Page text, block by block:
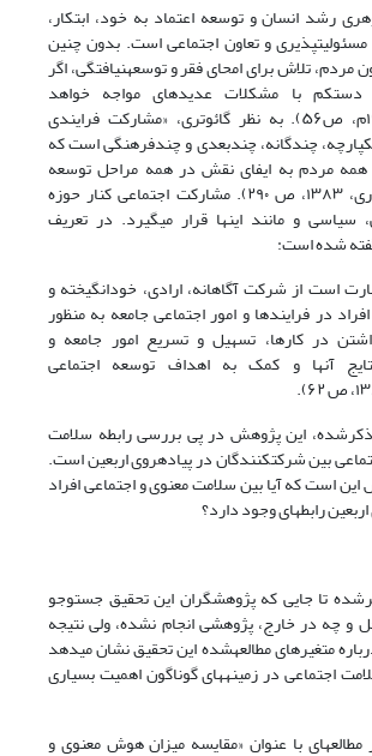
رشد انسان و توسعه اعتماد به خود، ابتکار،
مسئولیتپذیری و تعاون اجتماعی است. بدون چنین
مردم، تلاش برای امحای فقر و توسعهنیافتگی، اگر
دستکم با مشکلات عدیدهای مواجه خواهد
. به نظر گائوتری، «مشارکت فرایندی
چندگانه، چندبعدی و چندفرهنگی است که
مردم به ایفای نقش در همه مراحل توسعه
، ۱۳۸۳، ص ۲۹۰) . مشارکت اجتماعی کنار حوزه
سیاسی و مانند اینها قرار میگیرد. در تعریف
شده است:
است از شرکت آگاهانه، ارادی، خودانگیخته و
در فرایندها و امور اجتماعی جامعه به منظور
در کارها، تسهیل و تسریع امور جامعه و
آنها و کمک به اهداف توسعه اجتماعی
.
ذکرشده، این پژوهش در پی بررسی رابطه سلامت
بین شرکتکنندگان در پیادهروی اربعین است.
است که آیا بین سلامت معنوی و اجتماعی افراد
رابطهای وجود دارد؟
تا جایی که پژوهشگران این تحقیق جستوجو
و چه در خارج، پژوهشی انجام نشده، ولی نتیجه
متغیرهای مطالعهشده این تحقیق نشان میدهد
اجتماعی در زمینههای گوناگون اهمیت بسیاری
با عنوان «مقایسه میزان هوش معنوی و